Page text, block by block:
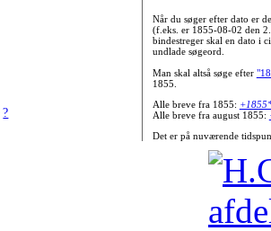
?
Når du søger efter dato er
(f.eks. er 1855-08-02 den
bindestreger skal en dato i
undlade søgeord.
Man skal altså søge efter
1855.
Alle breve fra 1855:
Alle breve fra august 1855:
Det er på nuværende